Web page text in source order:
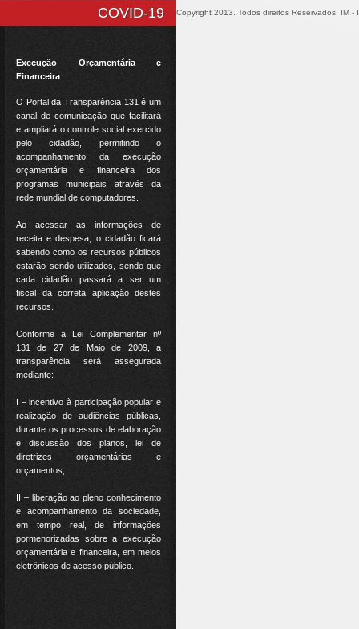
COVID-19
Execução Orçamentária e
Financeira
O Portal da Transparência 131 é um
canal de comunicação que facilitará
e ampliará o controle social exercido
pelo cidadão, permitindo o
acompanhamento da execução
orçamentária e financeira dos
programas municipais através da
rede mundial de computadores.
Ao acessar as informações de
receita e despesa, o cidadão ficará
sabendo como os recursos públicos
estarão sendo utilizados, sendo que
cada cidadão passará a ser um
fiscal da correta aplicação destes
recursos.
Conforme a Lei Complementar nº
131 de 27 de Maio de 2009, a
transparência será assegurada
mediante:
I – incentivo à participação popular e
realização de audiências públicas,
durante os processos de elaboração
e discussão dos planos, lei de
diretrizes orçamentárias e
orçamentos;
II – liberação ao pleno conhecimento
e acompanhamento da sociedade,
em tempo real, de informações
pormenorizadas sobre a execução
orçamentária e financeira, em meios
eletrônicos de acesso público.
Copyright 2013. Todos direitos Reservados. IM